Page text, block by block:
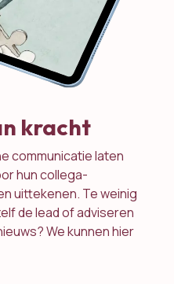
kracht
communicatie laten
hun collega-
uittekenen. Te weinig
de lead of adviseren
We kunnen hier